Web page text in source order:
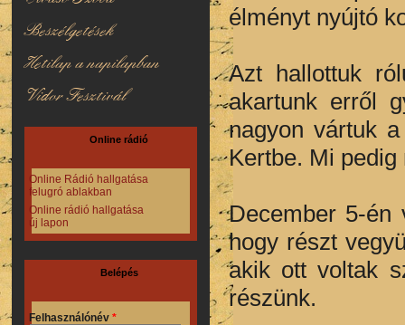
Beszélgetések
Hetilap a napilapban
Vidor Fesztivál
Online rádió
Online Rádió hallgatása
felugró ablakban
Online rádió hallgatása
új lapon
Belépés
Felhasználónév *
élményt nyújtó
Azt hallottuk
akartunk erről
nagyon vártuk
Kertbe. Mi
December 5-én
hogy részt
akik ott voltak
részünk.